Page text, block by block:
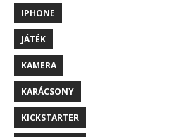
IPHONE
JÁTÉK
KAMERA
KARÁCSONY
KICKSTARTER